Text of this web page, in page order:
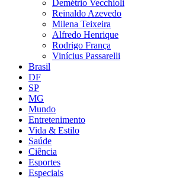
Demétrio Vecchioli
Reinaldo Azevedo
Milena Teixeira
Alfredo Henrique
Rodrigo França
Vinícius Passarelli
Brasil
DF
SP
MG
Mundo
Entretenimento
Vida & Estilo
Saúde
Ciência
Esportes
Especiais